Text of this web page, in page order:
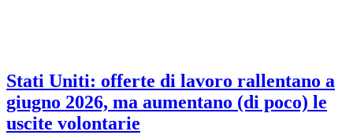
Stati Uniti: offerte di lavoro rallentano a
giugno 2026, ma aumentano (di poco) le
uscite volontarie